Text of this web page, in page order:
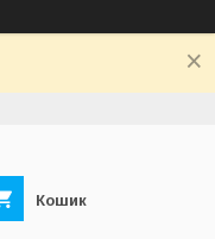
Кошик